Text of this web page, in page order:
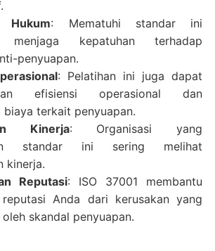
Hukum: Mematuhi standar ini
menjaga kepatuhan terhadap
penyuapan.
: Pelatihan ini juga dapat
efisiensi operasional dan
biaya terkait penyuapan.
Kinerja: Organisasi yang
standar ini sering melihat
kinerja.
Reputasi: ISO 37001 membantu
reputasi Anda dari kerusakan yang
skandal penyuapan.